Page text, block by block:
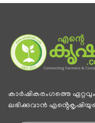
കാര്‍ഷികരംഗത്തെ
ലഭിക്കുവാന്‍